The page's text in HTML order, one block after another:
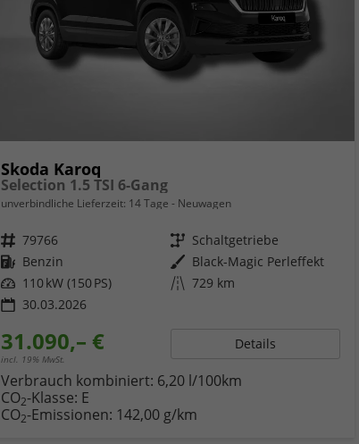
Skoda Karoq
Selection 1.5 TSI 6-Gang
unverbindliche Lieferzeit: 14 Tage Neuwagen
Fahrzeugnr. 79766 Getriebe Schaltgetriebe
Kraftstoff Benzin Außenfarbe Black-Magic Perleffekt
Leistung 110 kW (150 PS) Kilometerstand 729 km
30.03.2026
31.090,– €
incl. 19% MwSt.
Details
Verbrauch kombiniert: 6,20 l/100km
CO2-Klasse: E
CO2-Emissionen: 142,00 g/km